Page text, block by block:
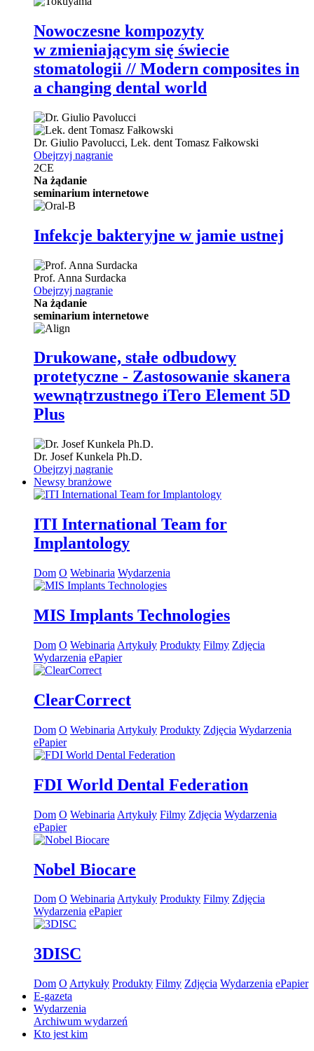
Nowoczesne kompozyty
w zmieniającym się świecie
stomatologii // Modern composites in
a changing dental world
Dr. Giulio Pavolucci, Lek. dent Tomasz Fałkowski
Obejrzyj nagranie
2CE
Na żądanie
seminarium internetowe
Infekcje bakteryjne w jamie ustnej
Prof. Anna Surdacka
Obejrzyj nagranie
Na żądanie
seminarium internetowe
Drukowane, stałe odbudowy
protetyczne - Zastosowanie skanera
wewnątrzustnego iTero Element 5D
Plus
Dr. Josef Kunkela Ph.D.
Obejrzyj nagranie
Newsy branżowe
ITI International Team for
Implantology
Dom O Webinaria Wydarzenia
MIS Implants Technologies
Dom O Webinaria Artykuły Produkty Filmy Zdjęcia
Wydarzenia ePapier
ClearCorrect
Dom O Webinaria Artykuły Produkty Zdjęcia Wydarzenia
ePapier
FDI World Dental Federation
Dom O Webinaria Artykuły Filmy Zdjęcia Wydarzenia
ePapier
Nobel Biocare
Dom O WebinariaArtykuły Produkty Filmy Zdjęcia
Wydarzenia ePapier
3DISC
Dom O Artykuły Produkty Filmy Zdjęcia Wydarzenia ePapier
E-gazeta
Wydarzenia
Archiwum wydarzeń
Kto jest kim